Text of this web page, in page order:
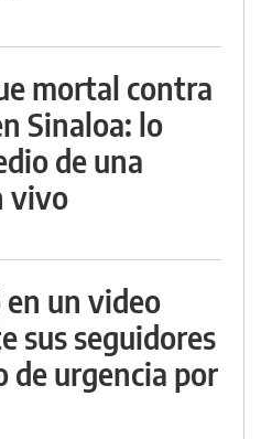
mortal contra
Sinaloa: lo
de una
vivo
un video
sus seguidores
de urgencia por